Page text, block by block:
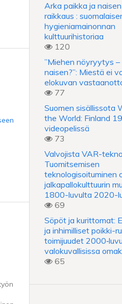
Arka paikka ja
raikkaus :
hygieniamainonnan
kulttuurihistoriaa
120
”Miehen nöyryytys –
naisen?”: Miestä ei
elokuvan
77
Suomen sisällissota
the World: Finland
videopelissä
73
Valvojista VAR-
Tuomitsemisen
teknologisoituminen
jalkapallokulttuurin
1800-luvulta 2020-
69
Söpöt ja kurittomat:
ja inhimilliset poikki-
toimijuudet
valokuvallisissa
65